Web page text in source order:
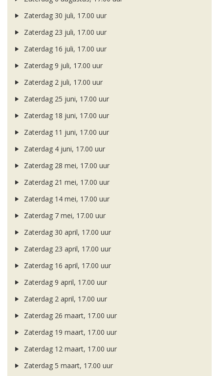
Zaterdag 30 juli, 17.00 uur
Zaterdag 23 juli, 17.00 uur
Zaterdag 16 juli, 17.00 uur
Zaterdag 9 juli, 17.00 uur
Zaterdag 2 juli, 17.00 uur
Zaterdag 25 juni, 17.00 uur
Zaterdag 18 juni, 17.00 uur
Zaterdag 11 juni, 17.00 uur
Zaterdag 4 juni, 17.00 uur
Zaterdag 28 mei, 17.00 uur
Zaterdag 21 mei, 17.00 uur
Zaterdag 14 mei, 17.00 uur
Zaterdag 7 mei, 17.00 uur
Zaterdag 30 april, 17.00 uur
Zaterdag 23 april, 17.00 uur
Zaterdag 16 april, 17.00 uur
Zaterdag 9 april, 17.00 uur
Zaterdag 2 april, 17.00 uur
Zaterdag 26 maart, 17.00 uur
Zaterdag 19 maart, 17.00 uur
Zaterdag 12 maart, 17.00 uur
Zaterdag 5 maart, 17.00 uur